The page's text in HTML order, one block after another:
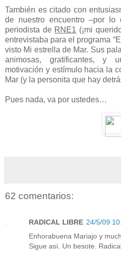
También es citado con
de nuestro encuentro –por
periodista de RNE1 (¡mi
entrevistaba para el programa
visto Mi estrella de Mar. Sus
animosas, gratificantes, y
motivación y estímulo hacia la
Mar (y la personita que hay
Pues nada, va por ustedes…
62 comentarios:
RADICAL LIBRE 24/5/09
Enhorabuena Mariajo y
Sigue así. Un besote.